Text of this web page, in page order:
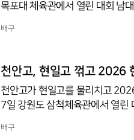
목포대 체육관에서 열린 대회 남
기록하며 중부대와 선두 경쟁을
권을 잡고 공격과 수비를 안정적
는 한양대의 조직력이 더욱 빛을
서
배구
천안고, 현일고 꺾고 2026
천안고가 현일고를 물리치고
7일 강원도 삼척체육관에서 열린
다. 이로써 천안고는 2승째를 올
배구